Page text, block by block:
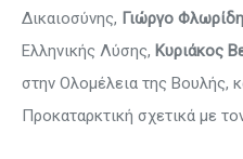
Δικαιοσύνης, Γιώργο Φλωρίδη
Ελληνικής Λύσης, Κυριάκος
στην Ολομέλεια της Βουλής,
Προκαταρκτική σχετικά με